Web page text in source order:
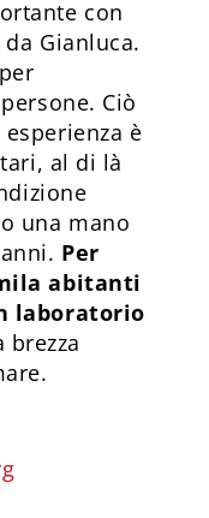
con
Gianluca.
Ciò
è
al di là
una mano
Per
abitanti
laboratorio
brezza